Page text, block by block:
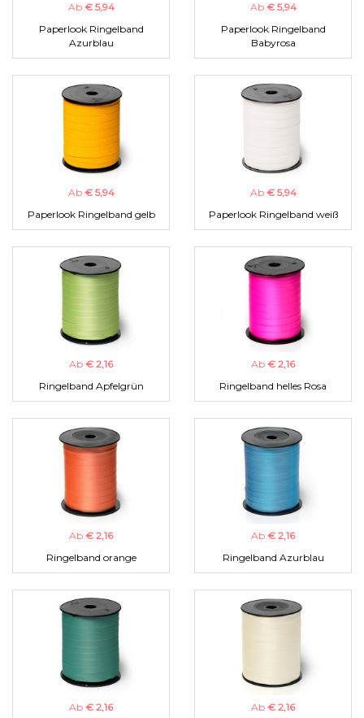
Ab € 5,94
Paperlook Ringelband
Azurblau
Ab € 5,94
Paperlook Ringelband
Babyrosa
Ab € 5,94
Paperlook Ringelband gelb
Ab € 5,94
Paperlook Ringelband weiß
Ab € 2,16
Ringelband Apfelgrün
Ab € 2,16
Ringelband helles Rosa
Ab € 2,16
Ringelband orange
Ab € 2,16
Ringelband Azurblau
Ab € 2,16
Ab € 2,16